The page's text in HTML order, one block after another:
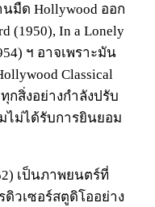
มืด Hollywood ออก
(1950), In a Lonely
ฯ อาจเพราะมัน
Classical
กสิ่งอย่างกำลังปรับ
ไม่ได้รับการยินยอม
เป็นภาพยนตร์ที่
วเซอร์สตูดิโออย่าง